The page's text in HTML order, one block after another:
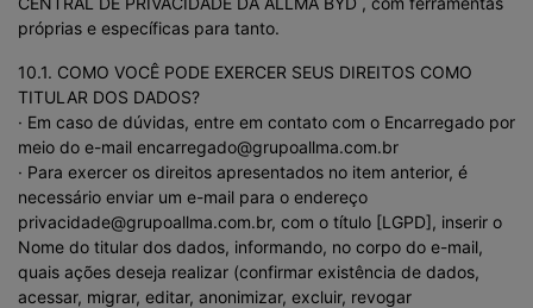
próprias e específicas para tanto.
10.1. COMO VOCÊ PODE EXERCER SEUS DIREITOS COMO
TITULAR DOS DADOS?
· Em caso de dúvidas, entre em contato com o Encarregado por
meio do e-mail encarregado@grupoallma.com.br
· Para exercer os direitos apresentados no item anterior, é
necessário enviar um e-mail para o endereço
privacidade@grupoallma.com.br, com o título [LGPD], inserir o
Nome do titular dos dados, informando, no corpo do e-mail,
quais ações deseja realizar (confirmar existência de dados,
acessar, migrar, editar, anonimizar, excluir, revogar